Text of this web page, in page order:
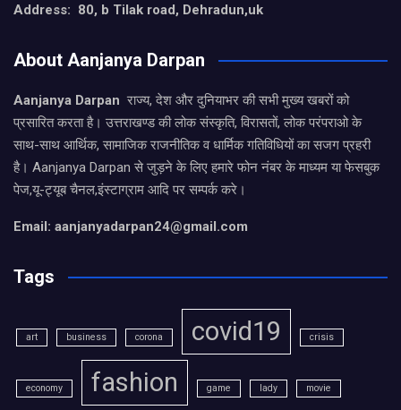
Address: 80, b Tilak road, Dehradun,uk
About Aanjanya Darpan
Aanjanya Darpan राज्य, देश और दुनियाभर की सभी मुख्य खबरों को
प्रसारित करता है। उत्तराखण्ड की लोक संस्कृति, विरासतों, लोक परंपराओ के
साथ-साथ आर्थिक, सामाजिक राजनीतिक व धार्मिक गतिविधियों का सजग प्रहरी
है। Aanjanya Darpan से जुड़ने के लिए हमारे फोन नंबर के माध्यम या फेसबुक
पेज,यू-ट्यूब चैनल,इंस्टाग्राम आदि पर सम्पर्क करे।
Email: aanjanyadarpan24@gmail.com
Tags
art business corona covid19 crisis
economy fashion game lady movie